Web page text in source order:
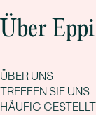
Über Eppi
ÜBER UNS
TREFFEN SIE UNS
HÄUFIG